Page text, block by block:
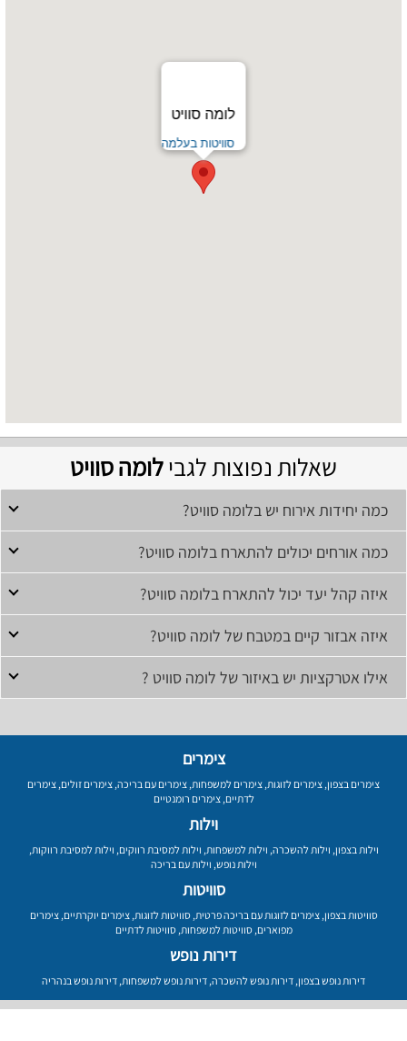
לומה סוויט
סוויטות בעלמה
שאלות נפוצות לגבילומה סוויט
כמה יחידות אירוח יש בלומה סוויט?
כמה אורחים יכולים להתארח בלומה סוויט?
איזה קהל יעד יכול להתארח בלומה סוויט?
איזה אבזור קיים במטבח של לומה סוויט?
אילו אטרקציות יש באיזור של לומה סוויט ?
צימרים
צימרים בצפון, צימרים לזוגות, צימרים למשפחות, צימרים עם בריכה, צימרים זולים, צימרים
לדתיים,צימרים רומנטיים
וילות
וילות בצפון, וילות להשכרה, וילות למשפחות, וילות למסיבת רווקים, וילות למסיבת רווקות,
וילות נופש, וילות עם בריכה
סוויטות
סוויטות בצפון,צימרים לזוגות עם בריכה פרטית,סוויטות לזוגות,צימרים יוקרתיים,צימרים
מפוארים,סוויטות למשפחות,סוויטות לדתיים
דירות נופש
דירות נופש בצפון, דירות נופש להשכרה, דירות נופש למשפחות, דירות נופש בנהריה